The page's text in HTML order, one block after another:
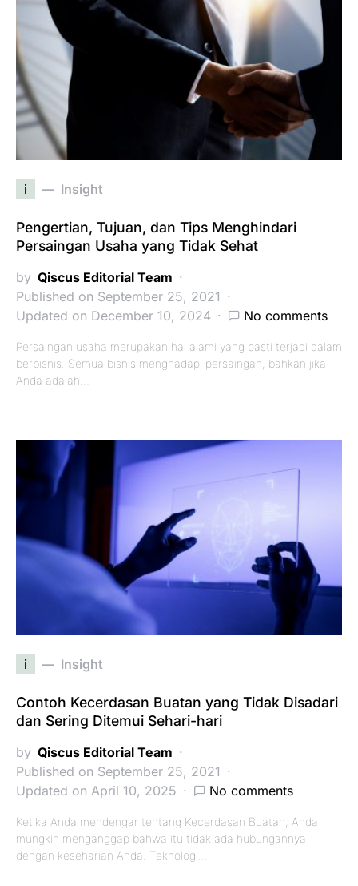
i Insight
Pengertian, Tujuan, dan Tips Menghindari
Persaingan Usaha yang Tidak Sehat
by Qiscus Editorial Team
Published on September 25, 2021
Updated on December 10, 2024
No comments
Persaingan usaha merupakan hal alami yang pasti terjadi dalam
berbisnis. Semua bisnis menghadapi persaingan, bahkan jika
Anda adalah…
i Insight
Contoh Kecerdasan Buatan yang Tidak Disadari
dan Sering Ditemui Sehari-hari
by Qiscus Editorial Team
Published on September 25, 2021
Updated on April 10, 2025
No comments
Ketika Anda mendengar tentang Kecerdasan Buatan, Anda
mungkin menganggap bahwa itu tidak ada hubungannya
dengan keseharian Anda. Teknologi…